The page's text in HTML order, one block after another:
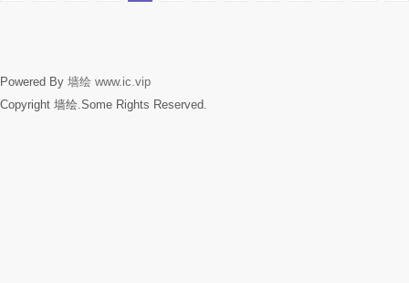
Powered By 墙绘 www.ic.vip
Copyright 墙绘.Some Rights Reserved.